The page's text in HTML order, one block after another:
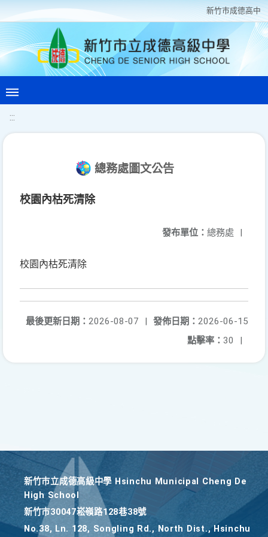
新竹巿成德高中
:::
總務處圖文公告
校園內枯死清除
發布單位： 總務處 |
校園內枯死清除
發佈日期： 2026-06-15
最後更新日期： 2026-08-07
|
點擊率： 30 |
新竹巿立成德高級中學 Hsinchu Municipal Cheng De
High School
新竹巿30047崧嶺路128巷38號
No.38, Ln. 128, Songling Rd., North Dist., Hsinchu